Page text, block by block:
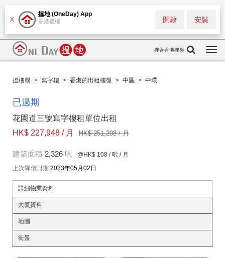
X
搵地 (OneDay) App
香港搵樓 安裝
開啟
搜索香港樓盤
搵樓盤 > 寫字樓 > 香港的出租樓盤 > 中區 > 中環
已過期
花園道三號寫字樓租單位出租
HK$ 227,948 / 月
HK$ 251,208 / 月
建築面積 2,326 呎 @HK$ 108 / 呎 / 月
上次降價日期 2023年05月02日
詳細物業資料
大廈資料
地圖
街景